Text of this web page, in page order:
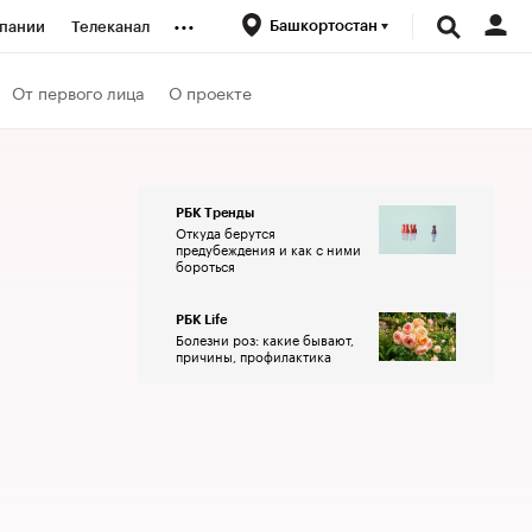
Телеканал ... Башкортостан
От первого лица О проекте
РБК Тренды
Откуда берутся
предубеждения и как с ними
бороться
РБК Life
Болезни роз: какие бывают,
причины, профилактика